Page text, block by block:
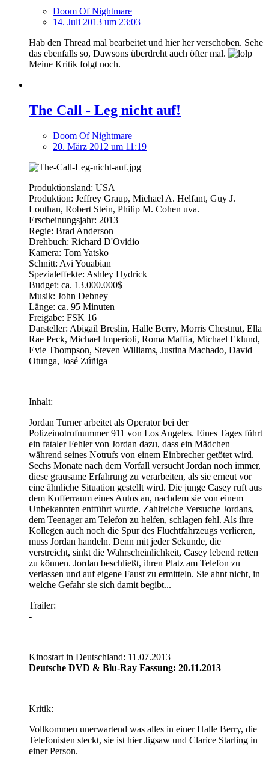
Doom Of Nightmare
14. Juli 2013 um 23:03
Hab den Thread mal bearbeitet und hier her verschoben. Sehe
das ebenfalls so, Dawsons überdreht auch öfter mal.
Meine Kritik folgt noch.
The Call - Leg nicht auf!
Doom Of Nightmare
20. März 2012 um 11:19
Produktionsland: USA
Produktion: Jeffrey Graup, Michael A. Helfant, Guy J.
Louthan, Robert Stein, Philip M. Cohen uva.
Erscheinungsjahr: 2013
Regie: Brad Anderson
Drehbuch: Richard D'Ovidio
Kamera: Tom Yatsko
Schnitt: Avi Youabian
Spezialeffekte: Ashley Hydrick
Budget: ca. 13.000.000$
Musik: John Debney
Länge: ca. 95 Minuten
Freigabe: FSK 16
Darsteller: Abigail Breslin, Halle Berry, Morris Chestnut, Ella
Rae Peck, Michael Imperioli, Roma Maffia, Michael Eklund,
Evie Thompson, Steven Williams, Justina Machado, David
Otunga, José Zúñiga
Inhalt:
Jordan Turner arbeitet als Operator bei der
Polizeinotrufnummer 911 von Los Angeles. Eines Tages führt
ein fataler Fehler von Jordan dazu, dass ein Mädchen
während seines Notrufs von einem Einbrecher getötet wird.
Sechs Monate nach dem Vorfall versucht Jordan noch immer,
diese grausame Erfahrung zu verarbeiten, als sie erneut vor
eine ähnliche Situation gestellt wird. Die junge Casey ruft aus
dem Kofferraum eines Autos an, nachdem sie von einem
Unbekannten entführt wurde. Zahlreiche Versuche Jordans,
dem Teenager am Telefon zu helfen, schlagen fehl. Als ihre
Kollegen auch noch die Spur des Fluchtfahrzeugs verlieren,
muss Jordan handeln. Denn mit jeder Sekunde, die
verstreicht, sinkt die Wahrscheinlichkeit, Casey lebend retten
zu können. Jordan beschließt, ihren Platz am Telefon zu
verlassen und auf eigene Faust zu ermitteln. Sie ahnt nicht, in
welche Gefahr sie sich damit begibt...
Trailer:
-
Kinostart in Deutschland: 11.07.2013
Deutsche DVD & Blu-Ray Fassung: 20.11.2013
Kritik:
Vollkommen unerwartend was alles in einer Halle Berry, die
Telefonisten steckt, sie ist hier Jigsaw und Clarice Starling in
einer Person.